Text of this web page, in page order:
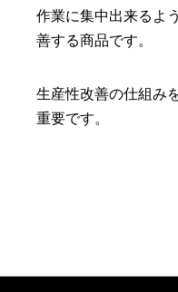
作業に集中出来るよ
善する商品です。
生産性改善の仕組み
重要です。